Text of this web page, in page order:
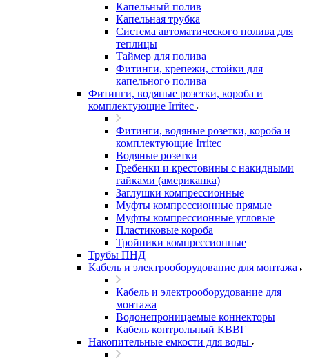
Капельный полив
Капельная трубка
Система автоматического полива для
теплицы
Таймер для полива
Фитинги, крепежи, стойки для
капельного полива
Фитинги, водяные розетки, короба и
комплектующие Irritec
Фитинги, водяные розетки, короба и
комплектующие Irritec
Водяные розетки
Гребенки и крестовины с накидными
гайками (американка)
Заглушки компрессионные
Муфты компрессионные прямые
Муфты компрессионные угловые
Пластиковые короба
Тройники компрессионные
Трубы ПНД
Кабель и электрооборудование для монтажа
Кабель и электрооборудование для
монтажа
Водонепроницаемые коннекторы
Кабель контрольный КВВГ
Накопительные емкости для воды